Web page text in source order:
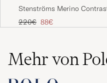
Stenströms Merino
Zip Navy
Regulärer Preis
220€ Reduzierter Preis
88€
Mehr von